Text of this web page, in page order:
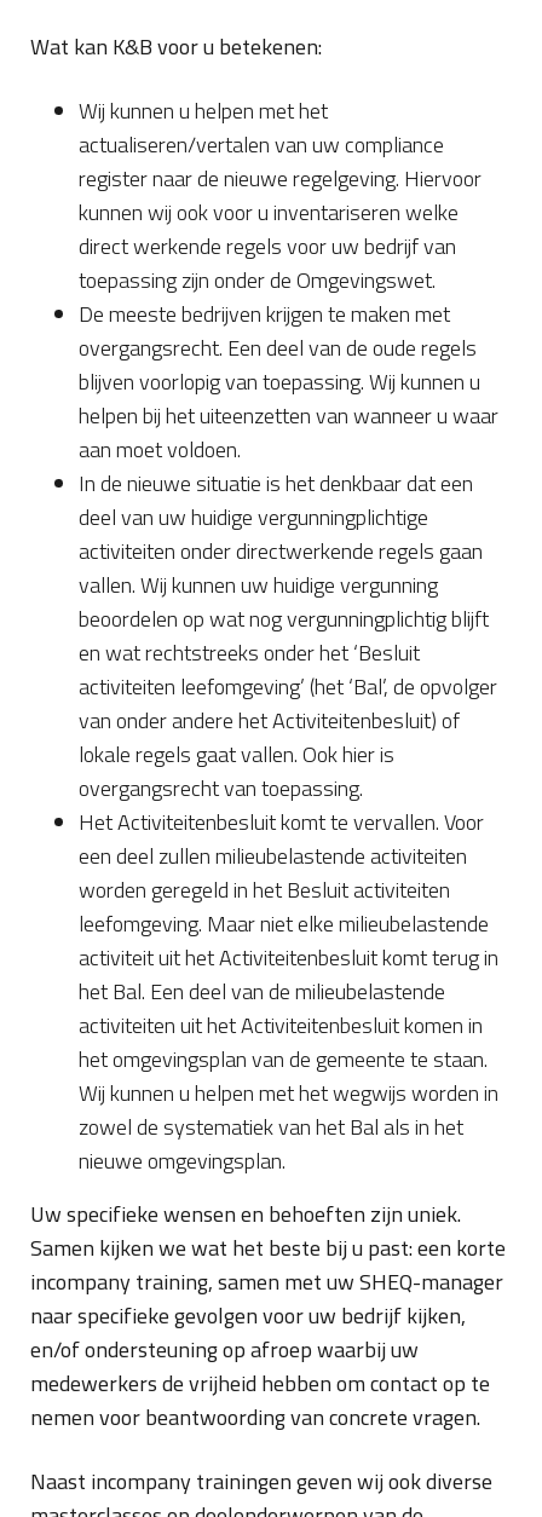
Wat kan K&B voor u betekenen:
Wij kunnen u helpen met het
actualiseren/vertalen van uw compliance
register naar de nieuwe regelgeving. Hiervoor
kunnen wij ook voor u inventariseren welke
direct werkende regels voor uw bedrijf van
toepassing zijn onder de Omgevingswet.
De meeste bedrijven krijgen te maken met
overgangsrecht. Een deel van de oude regels
blijven voorlopig van toepassing. Wij kunnen u
helpen bij het uiteenzetten van wanneer u waar
aan moet voldoen.
In de nieuwe situatie is het denkbaar dat een
deel van uw huidige vergunningplichtige
activiteiten onder directwerkende regels gaan
vallen. Wij kunnen uw huidige vergunning
beoordelen op wat nog vergunningplichtig blijft
en wat rechtstreeks onder het ‘Besluit
activiteiten leefomgeving’ (het ‘Bal’, de opvolger
van onder andere het Activiteitenbesluit) of
lokale regels gaat vallen. Ook hier is
overgangsrecht van toepassing.
Het Activiteitenbesluit komt te vervallen. Voor
een deel zullen milieubelastende activiteiten
worden geregeld in het Besluit activiteiten
leefomgeving. Maar niet elke milieubelastende
activiteit uit het Activiteitenbesluit komt terug in
het Bal. Een deel van de milieubelastende
activiteiten uit het Activiteitenbesluit komen in
het omgevingsplan van de gemeente te staan.
Wij kunnen u helpen met het wegwijs worden in
zowel de systematiek van het Bal als in het
nieuwe omgevingsplan.
Uw specifieke wensen en behoeften zijn uniek.
Samen kijken we wat het beste bij u past: een korte
incompany training, samen met uw SHEQ-manager
naar specifieke gevolgen voor uw bedrijf kijken,
en/of ondersteuning op afroep waarbij uw
medewerkers de vrijheid hebben om contact op te
nemen voor beantwoording van concrete vragen.
Naast incompany trainingen geven wij ook diverse